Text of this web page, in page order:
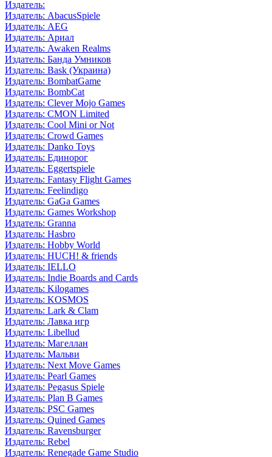
Издатель:
Издатель: AbacusSpiele
Издатель: AEG
Издатель: Ариал
Издатель: Awaken Realms
Издатель: Банда Умников
Издатель: Bask (Украина)
Издатель: BombatGame
Издатель: BombCat
Издатель: Clever Mojo Games
Издатель: CMON Limited
Издатель: Cool Mini or Not
Издатель: Crowd Games
Издатель: Danko Toys
Издатель: Единорог
Издатель: Eggertspiele
Издатель: Fantasy Flight Games
Издатель: Feelindigo
Издатель: GaGa Games
Издатель: Games Workshop
Издатель: Granna
Издатель: Hasbro
Издатель: Hobby World
Издатель: HUCH! & friends
Издатель: IELLO
Издатель: Indie Boards and Cards
Издатель: Kilogames
Издатель: KOSMOS
Издатель: Lark & Clam
Издатель: Лавка игр
Издатель: Libellud
Издатель: Магеллан
Издатель: Мальви
Издатель: Next Move Games
Издатель: Pearl Games
Издатель: Pegasus Spiele
Издатель: Plan B Games
Издатель: PSC Games
Издатель: Quined Games
Издатель: Ravensburger
Издатель: Rebel
Издатель: Renegade Game Studio